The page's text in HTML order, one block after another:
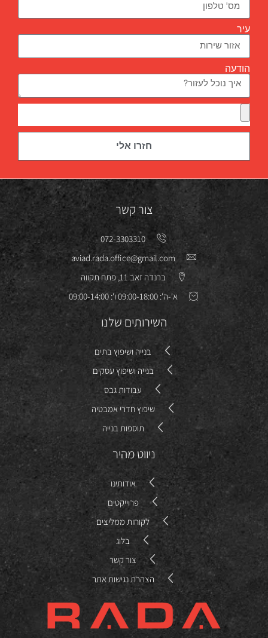
עיר
הודעה
חזרו אלי
צור קשר
072-3303310
aviad.rada.office@gmail.com
ברנדה זאב 11, פתח תקווה
א'-ה': 09:00-18:00 ו': 09:00-14:00
השירותים שלנו
בנייה ושיפוץ בתים
בנייה ושיפוץ עסקים
עבודות גבס
שיפוץ חדרי אמבטיה
תוספות בנייה
ניווט מהיר
אודותינו
פרוייקטים
לקוחות ממליצים
בלוג
צור קשר
הצהרת נגישות אתר